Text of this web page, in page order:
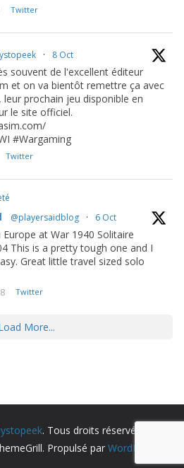
Twitter
· 8 Oct
souvent de l'excellent éditeur
et on va bientôt remettre ça avec
leur prochain jeu disponible en
le site officiel.
#Wargaming
Twitter
@playersaidblog · 6 Oct
at War 1940 Solitaire
This is a pretty tough one and I
Great little travel sized solo
Twitter
More...
. Tous droits réservés.
Propulsé par WordPress